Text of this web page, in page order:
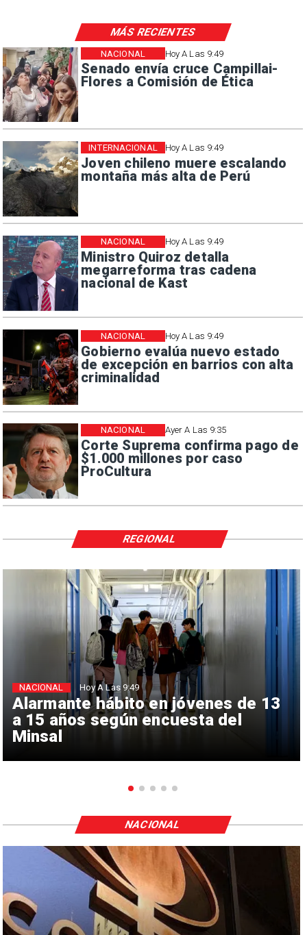
Hoy A Las 9:49
Senado envía cruce Campillai-
Flores a Comisión de Ética
NACIONAL
Hoy A Las 9:49
Joven chileno muere escalando
montaña más alta de Perú
INTERNACIONAL
Hoy A Las 9:49
Ministro Quiroz detalla
megarreforma tras cadena
nacional de Kast
NACIONAL
Hoy A Las 9:49
Gobierno evalúa nuevo estado
de excepción en barrios con alta
criminalidad
NACIONAL
Ayer A Las 9:35
Corte Suprema confirma pago de
$1.000 millones por caso
ProCultura
NACIONAL
MÁS RECIENTES
Alarmante hábito en jóvenes de 13
a 15 años según encuesta del
Minsal
NACIONAL Hoy A Las 9:49
REGIONAL
NACIONAL